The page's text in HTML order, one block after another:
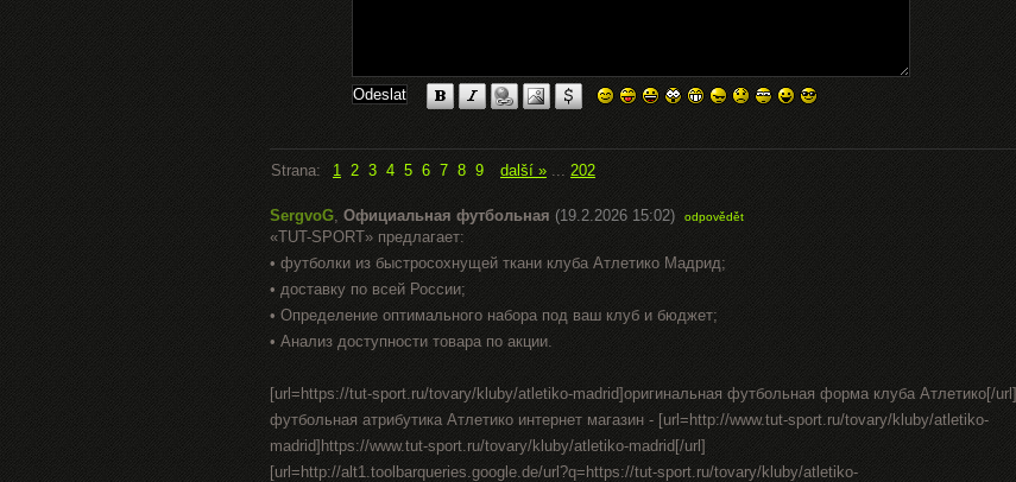
Strana: 1 2 3 4 5 6 7 8 9 další » ... 202
SergvoG, Официальная футбольная (19.2.2026 15:02) odpovědět
«TUT-SPORT» предлагает:
• футболки из быстросохнущей ткани клуба Атлетико Мадрид;
• доставку по всей России;
• Определение оптимального набора под ваш клуб и бюджет;
• Анализ доступности товара по акции.
[url=https://tut-sport.ru/tovary/kluby/atletiko-madrid]оригинальная футбольная форма клуба Атлетико[/url]
футбольная атрибутика Атлетико интернет магазин - [url=http://www.tut-sport.ru/tovary/kluby/atletiko-
madrid]https://www.tut-sport.ru/tovary/kluby/atletiko-madrid[/url]
[url=http://alt1.toolbarqueries.google.de/url?q=https://tut-sport.ru/tovary/kluby/atletiko-